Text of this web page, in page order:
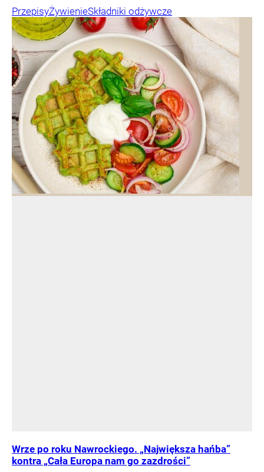
PrzepisyŻywienieSkładniki odżywcze
Wrze po roku Nawrockiego. „Największa hańba”
kontra „Cała Europa nam go zazdrości”